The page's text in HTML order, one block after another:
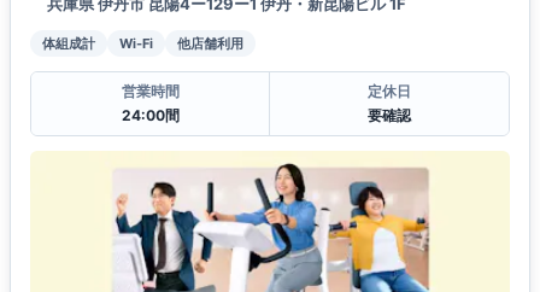
兵庫県 伊丹市 昆陽4ー129ー1 伊丹・新昆陽ビル 1F
体組成計 Wi-Fi 他店舗利用
営業時間
24:00間
定休日
要確認